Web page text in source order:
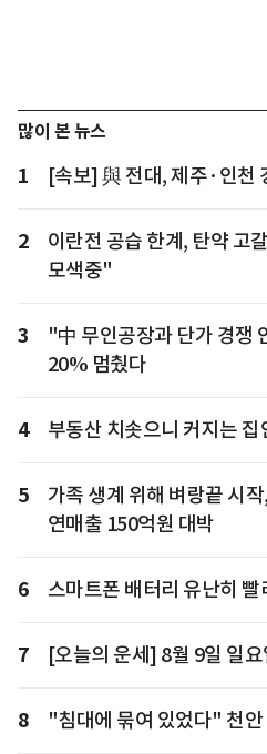
많이 본 뉴스
1 [속보] 與 전대, 제주·인천
2
이란전 공습 한계, 탄약
모색중"
3
"中 무인공장과 단가 경
20% 멈췄다
4 부동산 치솟으니 커지는 집
5
가족 생계 위해 벼랑끝 시
연매출 150억원 대박
6 스마트폰 배터리 유난히
7 [오늘의 운세] 8월 9일 일
8 "침대에 묶여 있었다" 천안